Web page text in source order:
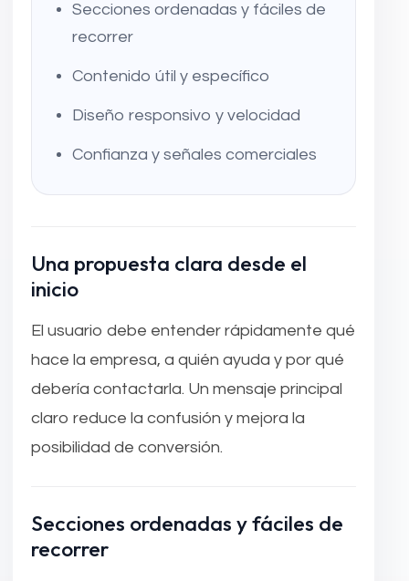
Secciones ordenadas y fáciles de
recorrer
Contenido útil y específico
Diseño responsivo y velocidad
Confianza y señales comerciales
Una propuesta clara desde el
inicio
El usuario debe entender rápidamente qué
hace la empresa, a quién ayuda y por qué
debería contactarla. Un mensaje principal
claro reduce la confusión y mejora la
posibilidad de conversión.
Secciones ordenadas y fáciles de
recorrer